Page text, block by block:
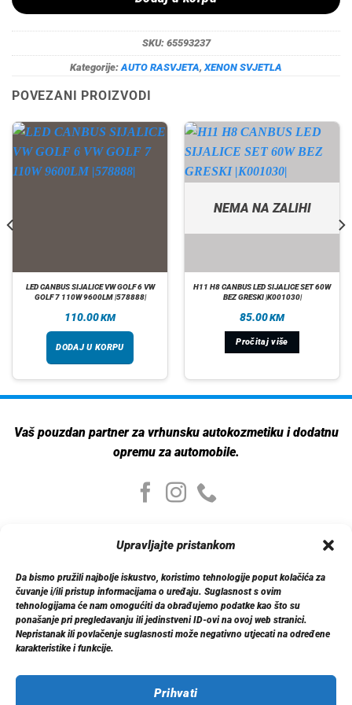
Upravljajte pristankom
Da bismo pružili najbolje iskustvo, koristimo tehnologije poput kolačića za
čuvanje i/ili pristup informacijama o uređaju. Suglasnost s ovim
tehnologijama će nam omogućiti da obrađujemo podatke kao što su
ponašanje pri pregledavanju ili jedinstveni ID-ovi na ovoj web stranici.
Nepristanak ili povlačenje suglasnosti može negativno utjecati na određene
karakteristike i funkcije.
Prihvati
SKU: 65593237
Kategorije: AUTO RASVJETA, XENON SVJETLA
POVEZANI PROIZVODI
LED CANBUS SIJALICE VW GOLF 6 VW
GOLF 7 110W 9600LM |578888|
110.00KM
DODAJ U KORPU
NEMA NA ZALIHI
H11 H8 CANBUS LED SIJALICE SET 60W
BEZ GRESKI |K001030|
85.00KM
Pročitaj više
Vaš pouzdan partner za vrhunsku autokozmetiku i dodatnu
opremu za automobile.
Moj nalog
Moj nalog
Moje narudžbe
Detalji računa
Log out
Informacije
Politika privatnosti